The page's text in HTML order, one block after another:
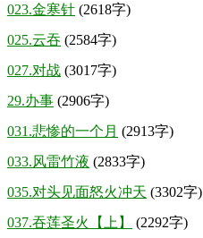
023.金寒针 (2618字)
025.云吞 (2584字)
027.对战 (3017字)
29.办事 (2906字)
031.悲惨的一个月 (2913字)
033.风雷竹液 (2833字)
035.对头见面怒火冲天 (3302字)
037.吞莲圣火【上】
(2292字)